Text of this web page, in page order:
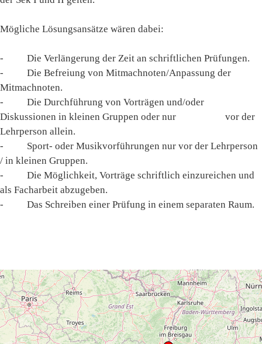
Mögliche Lösungsansätze wären dabei:
- Die Verlängerung der Zeit an schriftlichen Prüfungen.
- Die Befreiung von Mitmachnoten/Anpassung der
Mitmachnoten.
- Die Durchführung von Vorträgen und/oder
Diskussionen in kleinen Gruppen oder nur vor der
Lehrperson allein.
- Sport- oder Musikvorführungen nur vor der Lehrperson
/ in kleinen Gruppen.
- Die Möglichkeit, Vorträge schriftlich einzureichen und
als Facharbeit abzugeben.
- Das Schreiben einer Prüfung in einem separaten Raum.